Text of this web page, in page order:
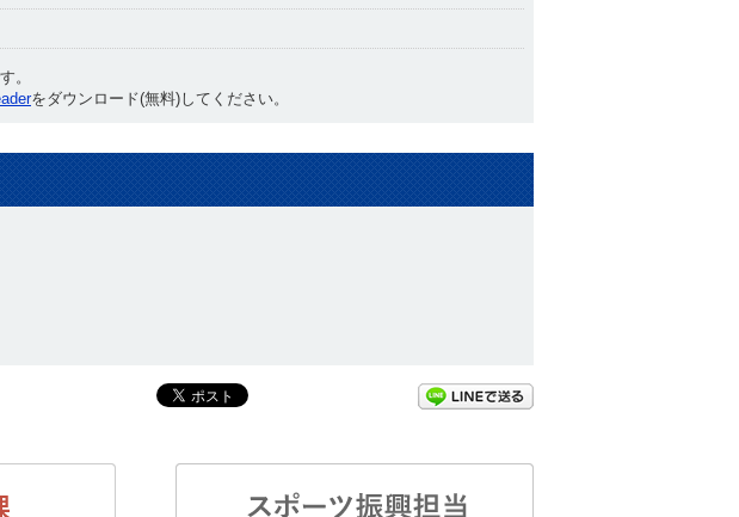
。
をダウンロード(無料)してください。